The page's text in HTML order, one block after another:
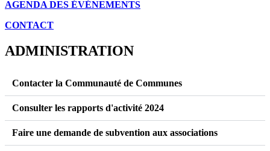
AGENDA DES ÉVÉNEMENTS
CONTACT
ADMINISTRATION
Contacter la Communauté de Communes
Consulter les rapports d'activité 2024
Faire une demande de subvention aux associations